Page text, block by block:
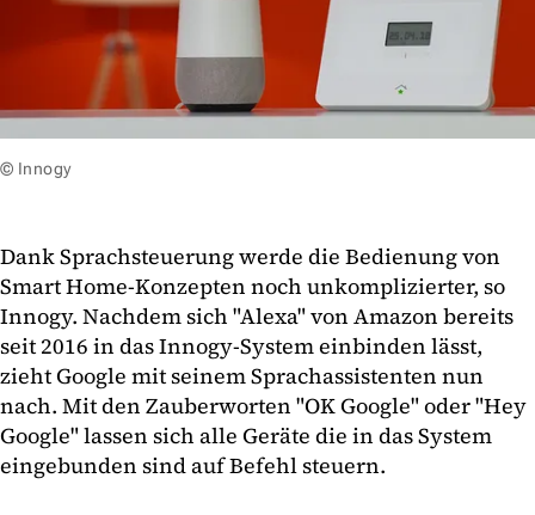
© Innogy
Dank Sprachsteuerung werde die Bedienung von
Smart Home-Konzepten noch unkomplizierter, so
Innogy. Nachdem sich "Alexa" von Amazon bereits
seit 2016 in das Innogy-System einbinden lässt,
zieht Google mit seinem Sprachassistenten nun
nach. Mit den Zauberworten "OK Google" oder "Hey
Google" lassen sich alle Geräte die in das System
eingebunden sind auf Befehl steuern.